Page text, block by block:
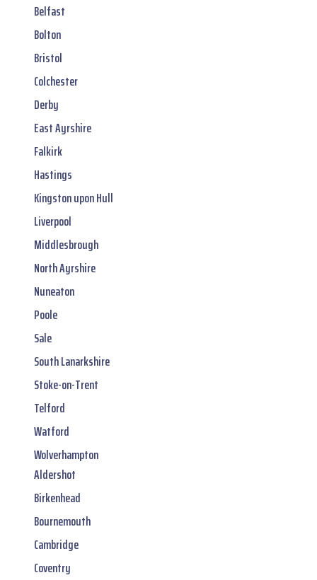
Belfast
Bolton
Bristol
Colchester
Derby
East Ayrshire
Falkirk
Hastings
Kingston upon Hull
Liverpool
Middlesbrough
North Ayrshire
Nuneaton
Poole
Sale
South Lanarkshire
Stoke-on-Trent
Telford
Watford
Wolverhampton
Aldershot
Birkenhead
Bournemouth
Cambridge
Coventry